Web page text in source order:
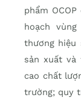
phẩm
hoạch
thương hiệu
sản xuất và
cao chất
trường; quy